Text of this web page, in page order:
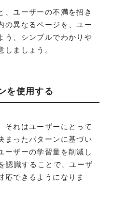
、ユーザーの不満を招き
の異なるページを、ユー
う、シンプルでわかりや
しましょう。
を使用する
それはユーザーにとって
まったパターンに基づい
ーザーの学習量を削減し
認識することで、ユーザ
応できるようになりま